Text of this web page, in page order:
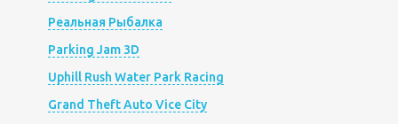
Реальная Рыбалка
Parking Jam 3D
Uphill Rush Water Park Racing
Grand Theft Auto Vice City